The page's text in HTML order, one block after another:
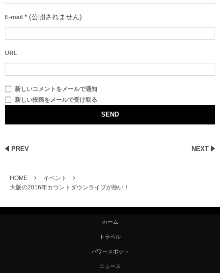
E-mail * (公開されません)
URL
新しいコメントをメールで通知
新しい投稿をメールで受け取る
PREV NEXT
HOME
イベント
大阪の2016年カウントダウンライブが熱い！
ホーム
トラベル
パワースポット
ニュース